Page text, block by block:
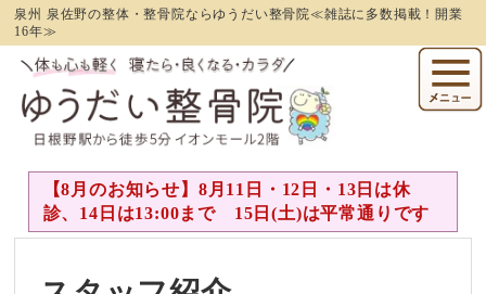
泉州 泉佐野の整体・整骨院ならゆうだい整骨院≪雑誌に多数掲載！開業
16年≫
【8月のお知らせ】8月11日・12日・13日は休
診、14日は13:00まで 15日(土)は平常通りです